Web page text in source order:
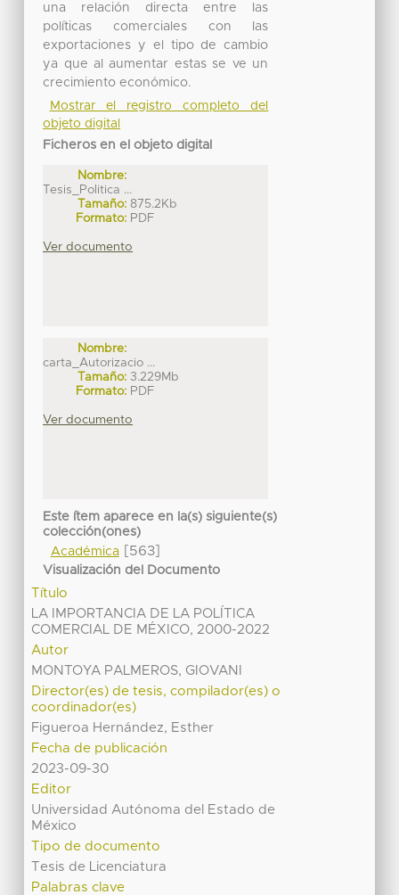
una relación directa entre las
políticas comerciales con las
exportaciones y el tipo de cambio
ya que al aumentar estas se ve un
crecimiento económico.
Mostrar el registro completo del
objeto digital
Ficheros en el objeto digital
Nombre:
Tesis_Politica ...
Tamaño: 875.2Kb
Formato: PDF
Ver documento
Nombre:
carta_Autorizacio ...
Tamaño: 3.229Mb
Formato: PDF
Ver documento
Este ítem aparece en la(s) siguiente(s)
colección(ones)
Académica[563]
Visualización del Documento
Título
LA IMPORTANCIA DE LA POLÍTICA
COMERCIAL DE MÉXICO, 2000-2022
Autor
MONTOYA PALMEROS, GIOVANI
Director(es) de tesis, compilador(es) o
coordinador(es)
Figueroa Hernández, Esther
Fecha de publicación
2023-09-30
Editor
Universidad Autónoma del Estado de
México
Tipo de documento
Tesis de Licenciatura
Palabras clave